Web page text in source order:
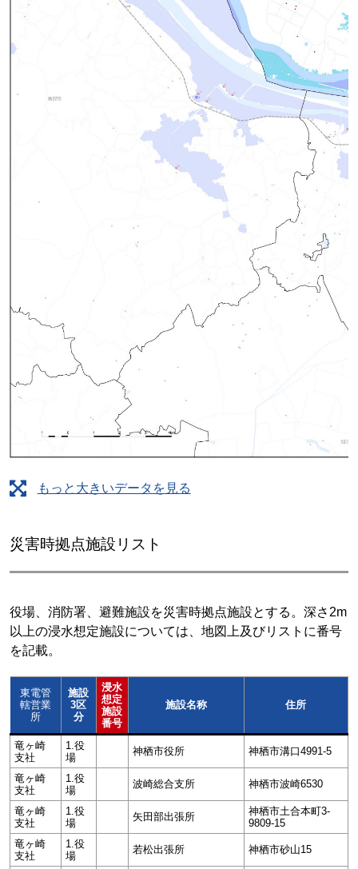
もっと大きいデータを見る
災害時拠点施設リスト
役場、消防署、避難施設を災害時拠点施設とする。深さ2m
以上の浸水想定施設については、地図上及びリストに番号
を記載。
東電管
轄営業
所
施設
3区
分
浸水
想定
施設
番号
施設名称 住所
竜ヶ崎
支社
1.役
場
神栖市役所 神栖市溝口4991-5
竜ヶ崎
支社
1.役
場
波崎総合支所 神栖市波崎6530
竜ヶ崎
支社
1.役
場
矢田部出張所
神栖市土合本町3-
9809-15
竜ヶ崎
支社
1.役
場
若松出張所 神栖市砂山15